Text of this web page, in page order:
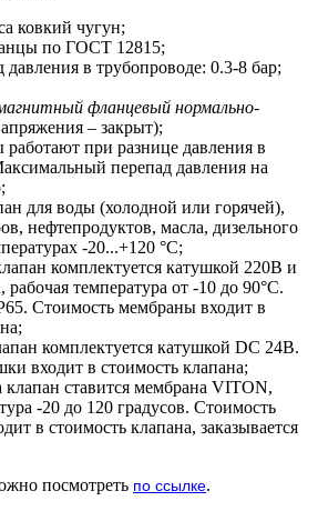
ковкий чугун;
по ГОСТ 12815;
давления в трубопроводе: 0.3-8 бар;
фланцевый нормально-
– закрыт);
при разнице давления в
перепад давления на
для воды (холодной или горячей),
нефтепродуктов, масла, дизельного
-20...+120 °С;
комплектуется катушкой 220В и
температура от -10 до 90°С.
Стоимость мембраны входит в
комплектуется катушкой DC 24В.
входит в стоимость клапана;
ставится мембрана VITON,
-20 до 120 градусов. Стоимость
в стоимость клапана, заказывается
посмотреть по ссылке.